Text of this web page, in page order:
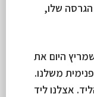
שלו,
היום את
Cowork, ובניתי איתו מערכת CRM פנימית משלנו.
אצלנו ליד